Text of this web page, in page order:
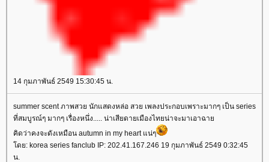
14 กุมภาพันธ์ 2549 15:30:45 น.
summer scent ภาพสวย นักแสดงหล่อ สวย เพลงประกอบเพราะมากๆ เป็น series
ที่สมบูรณ์ๆ มากๆ เรื่องหนึ่ง..... น่าเสียดายเมืองไทยน่าจะมาเอาฉาย
คิดว่าคงจะดังเหมือน autumn in my heart แน่ๆ
โดย: korea series fanclub IP: 202.41.167.246 19 กุมภาพันธ์ 2549 0:32:45
น.